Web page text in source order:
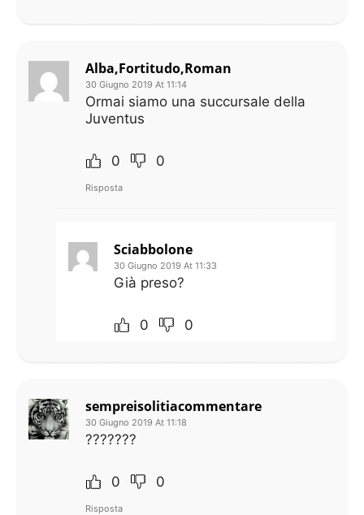
Alba,Fortitudo,Roman
30 Giugno 2019 At 11:14
Ormai siamo una succursale della
Juventus
0 0
Risposta
Sciabbolone
30 Giugno 2019 At 11:33
Già preso?
0 0
sempreisolitiacommentare
30 Giugno 2019 At 11:18
???????
0 0
Risposta